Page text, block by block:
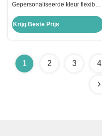
Gepersonaliseerde kleur flexibele
glas 12A 11,5 mm isolatieglas
Krijg Beste Prijs
1 2 3 4